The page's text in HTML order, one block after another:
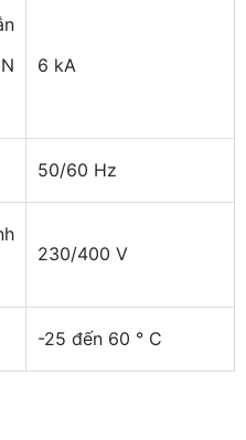
6 kA
50/60 Hz
230/400 V
-25 đến 60 ° C